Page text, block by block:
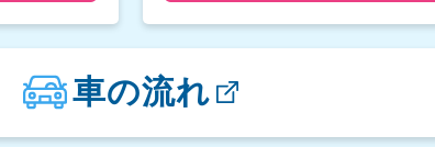
観音山遊客中心駐車場一
車の流れ